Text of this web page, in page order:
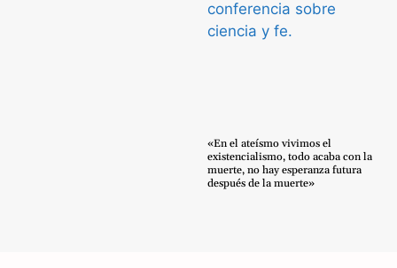
«En el ateísmo vivimos el
existencialismo, todo acaba con la
muerte, no hay esperanza futura
después de la muerte»